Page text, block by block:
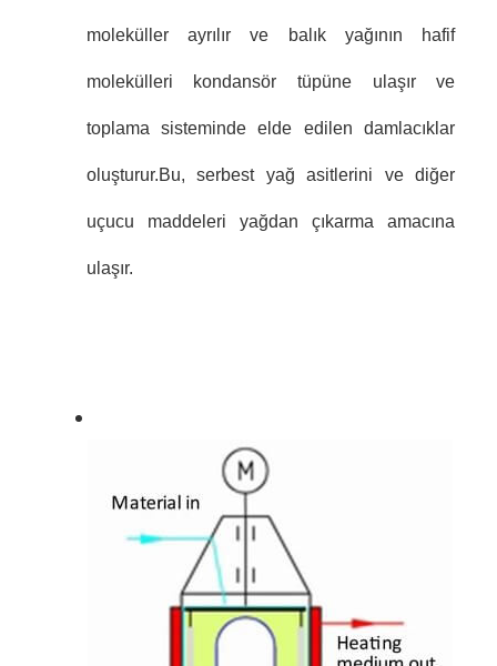
moleküller ayrılır ve balık yağının hafif
molekülleri kondansör tüpüne ulaşır ve
toplama sisteminde elde edilen damlacıklar
oluşturur.Bu, serbest yağ asitlerini ve diğer
uçucu maddeleri yağdan çıkarma amacına
ulaşır.